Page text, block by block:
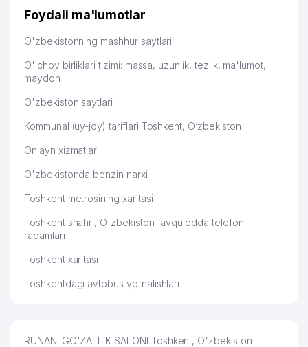
дальше развиваюсь потихоньку😊
Hamida 03.08.2026 12:45:39
Foydali ma'lumotlar
O'zbekistonning mashhur saytlari
O'lchov birliklari tizimi: massa, uzunlik, tezlik, ma'lumot,
maydon
O'zbekiston saytlari
Kommunal (uy-joy) tariflari Toshkent, O‘zbekiston
Onlayn xizmatlar
O'zbekistonda benzin narxi
Toshkent metrosining xaritasi
Toshkent shahri, O'zbekiston favqulodda telefon
raqamlari
Toshkent xaritasi
Toshkentdagi avtobus yo'nalishlari
RUNANI GO'ZALLIK SALONI Toshkent, O'zbekiston